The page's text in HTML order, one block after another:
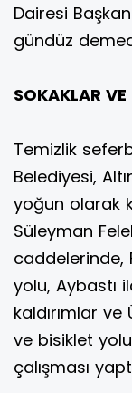
Dairesi
gündüz
SOKAKLAR VE
Temizlik
Belediyesi,
yoğun olarak
Süleyman
caddelerinde,
yolu, Aybastı
kaldırımlar
ve bisiklet
çalışması